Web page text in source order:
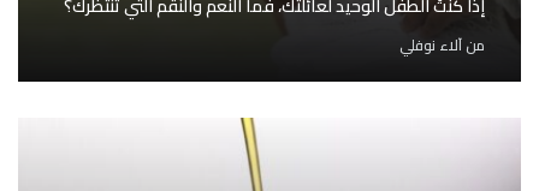
إذا كنتَ الطفل الوحيد لعائلتك، فما النِّعم والنِّقم التي تنتظرك؟
منآلاء نوفلي